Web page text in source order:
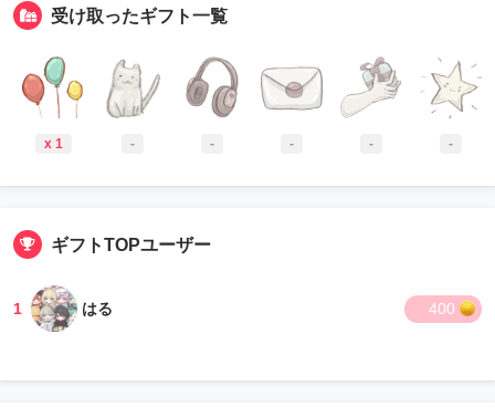
受け取ったギフト一覧
x 1 - - - - -
ギフトTOPユーザー
1 はる 400